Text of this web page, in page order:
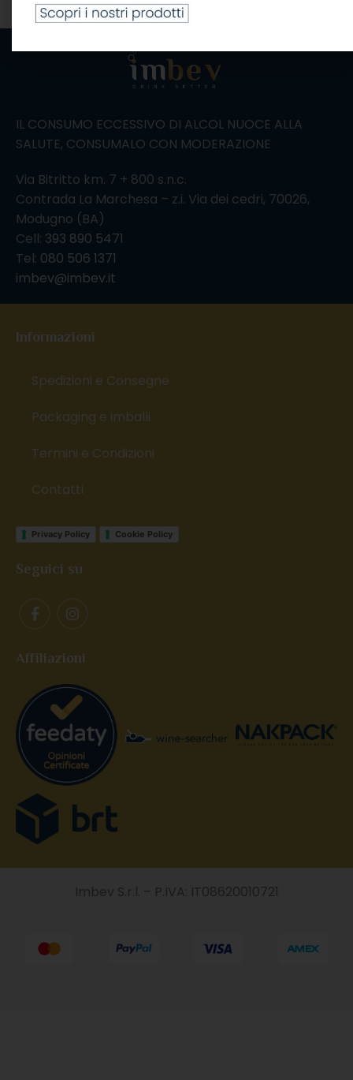
IL CONSUMO ECCESSIVO DI ALCOL NUOCE ALLA
SALUTE, CONSUMALO CON MODERAZIONE
Via Bitritto km. 7 + 800 s.n.c.
Contrada La Marchesa – z.i. Via dei cedri, 70026,
Modugno (BA)
Cell: 393 890 5471
Tel: 080 506 1371
imbev@imbev.it
Informazioni
Spedizioni e Consegne
Packaging e imballi
Termini e Condizioni
Contatti
Privacy Policy Cookie Policy
Seguici su
Affiliazioni
Imbev S.r.l. – P.IVA: IT08620010721